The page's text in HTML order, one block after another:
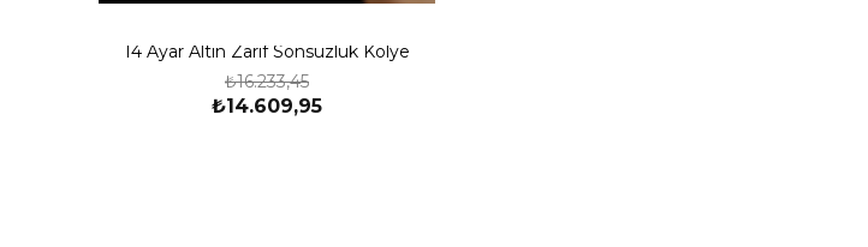
14 Ayar Altın Zarif Sonsuzluk Kolye
₺14.609,95
₺16.233,45